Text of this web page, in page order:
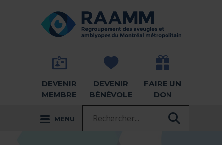
RETOUR À LA PAGE D'ACCUEIL -
DEVENIR
MEMBRE
DEVENIR
BÉNÉVOLE
FAIRE UN
DON
MENU